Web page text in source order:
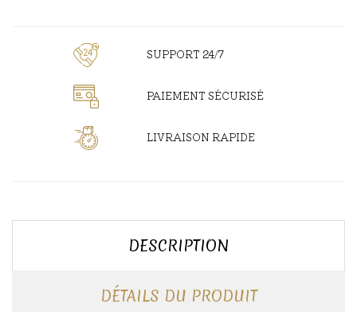
SUPPORT 24/7
PAIEMENT SÉCURISÉ
LIVRAISON RAPIDE
DESCRIPTION
DÉTAILS DU PRODUIT